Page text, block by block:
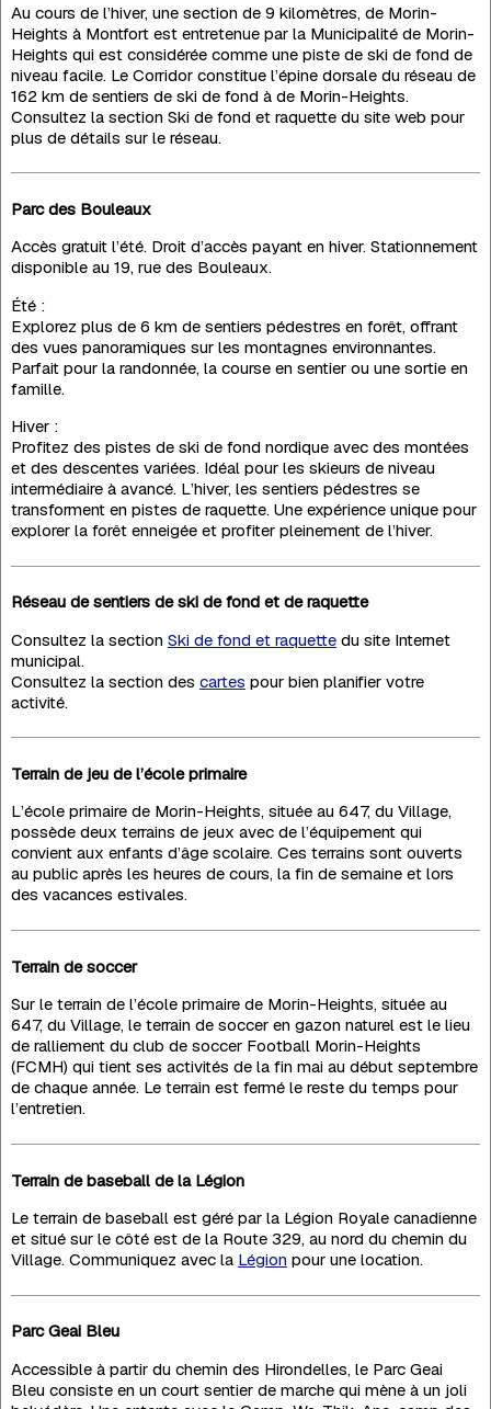
Au cours de l’hiver, une section de 9 kilomètres, de Morin-
Heights à Montfort est entretenue par la Municipalité de Morin-
Heights qui est considérée comme une piste de ski de fond de
niveau facile. Le Corridor constitue l’épine dorsale du réseau de
162 km de sentiers de ski de fond à de Morin-Heights.
Consultez la section Ski de fond et raquette du site web pour
plus de détails sur le réseau.
Parc des Bouleaux
Accès gratuit l’été. Droit d’accès payant en hiver. Stationnement
disponible au 19, rue des Bouleaux.
Été :
Explorez plus de 6 km de sentiers pédestres en forêt, offrant
des vues panoramiques sur les montagnes environnantes.
Parfait pour la randonnée, la course en sentier ou une sortie en
famille.
Hiver :
Profitez des pistes de ski de fond nordique avec des montées
et des descentes variées. Idéal pour les skieurs de niveau
intermédiaire à avancé. L’hiver, les sentiers pédestres se
transforment en pistes de raquette. Une expérience unique pour
explorer la forêt enneigée et profiter pleinement de l’hiver.
Réseau de sentiers de ski de fond et de raquette
Consultez la section Ski de fond et raquettedu site Internet
municipal.
Consultez la section des cartes pour bien planifier votre
activité.
Terrain de jeu de l’école primaire
L’école primaire de Morin-Heights, située au 647, du Village,
possède deux terrains de jeux avec de l’équipement qui
convient aux enfants d’âge scolaire. Ces terrains sont ouverts
au public après les heures de cours, la fin de semaine et lors
des vacances estivales.
Terrain de soccer
Sur le terrain de l’école primaire de Morin-Heights, située au
647, du Village, le terrain de soccer en gazon naturel est le lieu
de ralliement du club de soccer Football Morin-Heights
(FCMH) qui tient ses activités de la fin mai au début septembre
de chaque année. Le terrain est fermé le reste du temps pour
l’entretien.
Terrain de baseball de la Légion
Le terrain de baseball est géré par la Légion Royale canadienne
et situé sur le côté est de la Route 329, au nord du chemin du
Village. Communiquez avec la Légion pour une location.
Parc Geai Bleu
Accessible à partir du chemin des Hirondelles, le Parc Geai
Bleu consiste en un court sentier de marche qui mène à un joli